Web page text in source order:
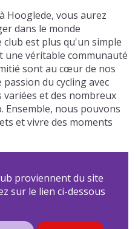
Hooglede, vous aurez
dans le monde
est plus qu'un simple
une véritable communauté
sont au cœur de nos
du cycling avec
et des nombreux
nous pouvons
et vivre des moments
proviennent du site
sur le lien ci-dessous